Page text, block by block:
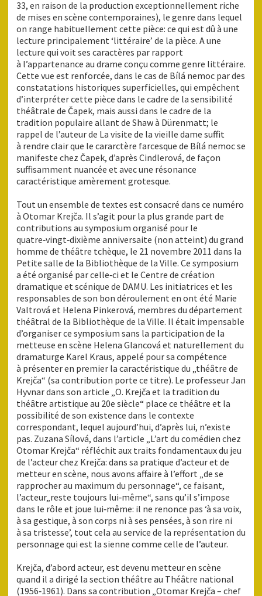
33, en raison de la production exceptionnellement riche
de mises en scène contemporaines), le genre dans lequel
on range habituellement cette pièce: ce qui est dû à une
lecture principalement ‘littéraire’ de la pièce. A une
lecture qui voit ses caractères par rapport
à l’appartenance au drame conçu comme genre littéraire.
Cette vue est renforcée, dans le cas de Bílá nemoc par des
constatations historiques superficielles, qui empêchent
d’interpréter cette pièce dans le cadre de la sensibilité
théâtrale de Čapek, mais aussi dans le cadre de la
tradition populaire allant de Shaw à Dürenmatt; le
rappel de l’auteur de La visite de la vieille dame suffit
à rendre clair que le cararctère farcesque de Bílá nemoc se
manifeste chez Čapek, d’après Cindlerová, de façon
suffisamment nuancée et avec une résonance
caractéristique amèrement grotesque.
Tout un ensemble de textes est consacré dans ce numéro
à Otomar Krejča. Il s’agit pour la plus grande part de
contributions au symposium organisé pour le
quatre‑vingt‑dixième anniversaite (non atteint) du grand
homme de théâtre tchèque, le 21 novembre 2011 dans la
Petite salle de la Bibliothèque de la Ville. Ce symposium
a été organisé par celle‑ci et le Centre de création
dramatique et scénique de DAMU. Les initiatrices et les
responsables de son bon déroulement en ont été Marie
Valtrová et Helena Pinkerová, membres du département
théâtral de la Bibliothèque de la Ville. Il était impensable
d’organiser ce symposium sans la participation de la
metteuse en scène Helena Glancová et naturellement du
dramaturge Karel Kraus, appelé pour sa compétence
à présenter en premier la caractéristique du „théâtre de
Krejča“ (sa contribution porte ce titre). Le professeur Jan
Hyvnar dans son article „O. Krejča et la tradition du
théâtre artistique au 20e siècle“ place ce théâtre et la
possibilité de son existence dans le contexte
correspondant, lequel aujourd’hui, d’après lui, n’existe
pas. Zuzana Sílová, dans l’article „L’art du comédien chez
Otomar Krejča“ réfléchit aux traits fondamentaux du jeu
de l’acteur chez Krejča: dans sa pratique d’acteur et de
metteur en scène, nous avons affaire à l’effort „de se
rapprocher au maximum du personnage“, ce faisant,
l’acteur„reste toujours lui‑même“, sans qu’il s’impose
dans le rôle et joue lui‑même: il ne renonce pas ‘à sa voix,
à sa gestique, à son corps ni à ses pensées, à son rire ni
à sa tristesse’, tout cela au service de la représentation du
personnage qui est la sienne comme celle de l’auteur.
Krejča, d’abord acteur, est devenu metteur en scène
quand il a dirigé la section théâtre au Théâtre national
(1956‑1961). Dans sa contribution „Otomar Krejča – chef